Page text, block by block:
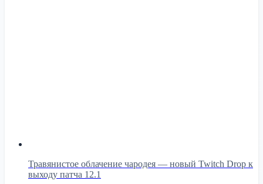
Травянистое облачение чародея — новый Twitch Drop к
выходу патча 12.1